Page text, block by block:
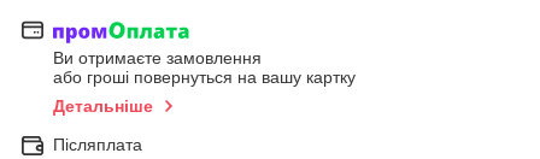
Ви отримаєте замовлення
або гроші повернуться на вашу картку
Детальніше
Післяплата